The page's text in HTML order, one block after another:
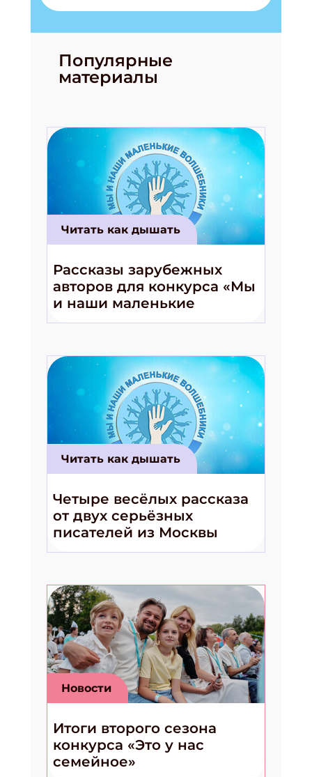
Популярные
материалы
Читать как дышать
Рассказы зарубежных
авторов для конкурса «Мы
и наши маленькие
волшебники!»
Читать как дышать
Четыре весёлых рассказа
от двух серьёзных
писателей из Москвы
Новости
Итоги второго сезона
конкурса «Это у нас
семейное»